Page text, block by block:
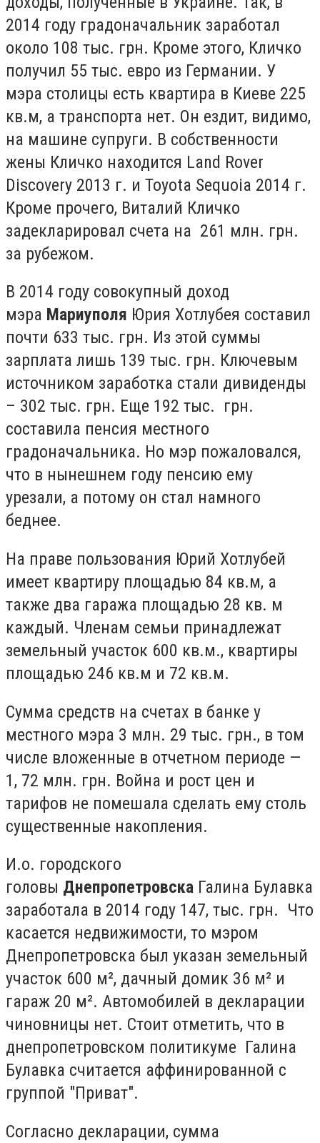
2014 году градоначальник заработал
около 108 тыс. грн. Кроме этого, Кличко
получил 55 тыс. евро из Германии. У
мэра столицы есть квартира в Киеве 225
кв.м, а транспорта нет. Он ездит, видимо,
на машине супруги. В собственности
жены Кличко находится Land Rover
Discovery 2013 г. и Toyota Sequoia 2014 г.
Кроме прочего, Виталий Кличко
задекларировал счета на 261 млн. грн.
за рубежом.
В 2014 году совокупный доход
мэра Мариуполя Юрия Хотлубея составил
почти 633 тыс. грн. Из этой суммы
зарплата лишь 139 тыс. грн. Ключевым
источником заработка стали дивиденды
– 302 тыс. грн. Еще 192 тыс. грн.
составила пенсия местного
градоначальника. Но мэр пожаловался,
что в нынешнем году пенсию ему
урезали, а потому он стал намного
беднее.
На праве пользования Юрий Хотлубей
имеет квартиру площадью 84 кв.м, а
также два гаража площадью 28 кв. м
каждый. Членам семьи принадлежат
земельный участок 600 кв.м., квартиры
площадью 246 кв.м и 72 кв.м.
Сумма средств на счетах в банке у
местного мэра 3 млн. 29 тыс. грн., в том
числе вложенные в отчетном периоде —
1, 72 млн. грн. Война и рост цен и
тарифов не помешала сделать ему столь
существенные накопления.
И.о. городского
головы Днепропетровска Галина Булавка
заработала в 2014 году 147, тыс. грн. Что
касается недвижимости, то мэром
Днепропетровска был указан земельный
участок 600 м², дачный домик 36 м² и
гараж 20 м². Автомобилей в декларации
чиновницы нет. Стоит отметить, что в
днепропетровском политикуме Галина
Булавка считается аффинированной с
группой "Приват".
Согласно декларации, сумма